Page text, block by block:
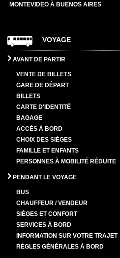
MONTEVIDEO À BUENOS AIRES
VOYAGE
AVANT DE PARTIR
VENTE DE BILLETS
GARE DE DÉPART
BILLETS
CARTE D'IDENTITÉ
BAGAGE
ACCÈS À BORD
CHOIX DES SIÈGES
FAMILLE ET ENFANTS
PERSONNES À MOBILITÉ RÉDUITE
PENDANT LE VOYAGE
BUS
CHAUFFEUR / VENDEUR
SIÈGES ET CONFORT
SERVICES À BORD
INFORMATION SUR VOTRE TRAJET
RÈGLES GÉNÉRALES À BORD